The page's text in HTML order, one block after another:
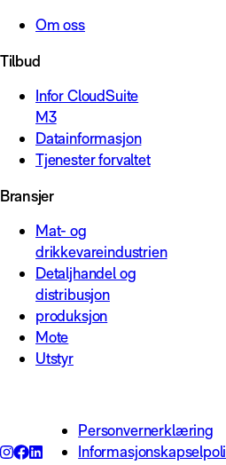
Om oss
Tilbud
Infor CloudSuite
M3
Datainformasjon
Tjenester forvaltet
Bransjer
Mat- og
drikkevareindustrien
Detaljhandel og
distribusjon
produksjon
Mote
Utstyr
Personvernerklæring
Informasjonskapselpoli